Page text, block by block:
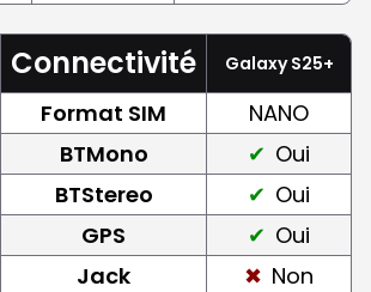
Connectivité Galaxy S25+
Format SIM
NANO
BTMono
Oui
BTStereo
Oui
GPS
Oui
Jack
Non